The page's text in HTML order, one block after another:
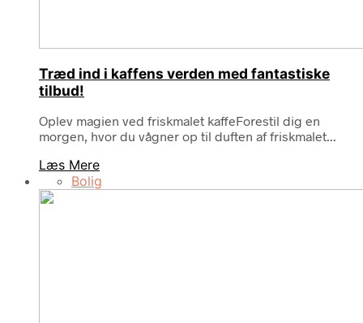
Træd ind i kaffens verden med fantastiske
tilbud!
Oplev magien ved friskmalet kaffeForestil dig en
morgen, hvor du vågner op til duften af friskmalet...
Læs Mere
Bolig